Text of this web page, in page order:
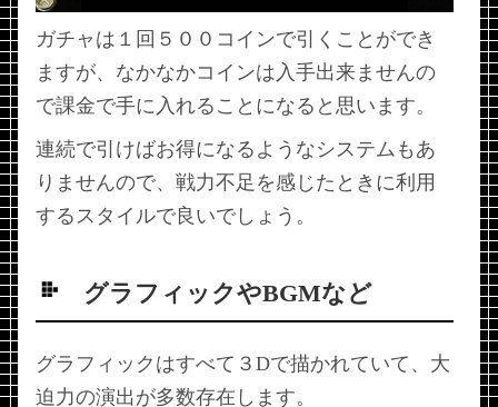
ガチャは１回５００コインで引くことができ
ますが、なかなかコインは入手出来ませんの
で課金で手に入れることになると思います。
連続で引けばお得になるようなシステムもあ
りませんので、戦力不足を感じたときに利用
するスタイルで良いでしょう。
グラフィックやBGMなど
グラフィックはすべて３Dで描かれていて、大
迫力の演出が多数存在します。